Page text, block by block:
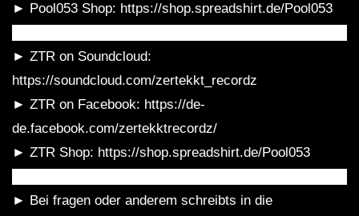
Wanja & Crotekk (VIDEOSET) @
Fusion Club Münster 21.09.2019
Minupren – Eine tekkige
Weihnachtsgeschichte (Hardtekk to
Motion
[Hardtekk] ZAHNI LIVE SET –
NATURE ONE 2017
► Pool053 Shop: https://shop.spreadshirt.de/Pool053
► ZTR on Soundcloud:
https://soundcloud.com/zertekkt_recordz
► ZTR on Facebook: https://de-
de.facebook.com/zertekktrecordz/
► ZTR Shop: https://shop.spreadshirt.de/Pool053
► Bei fragen oder anderem schreibts in die